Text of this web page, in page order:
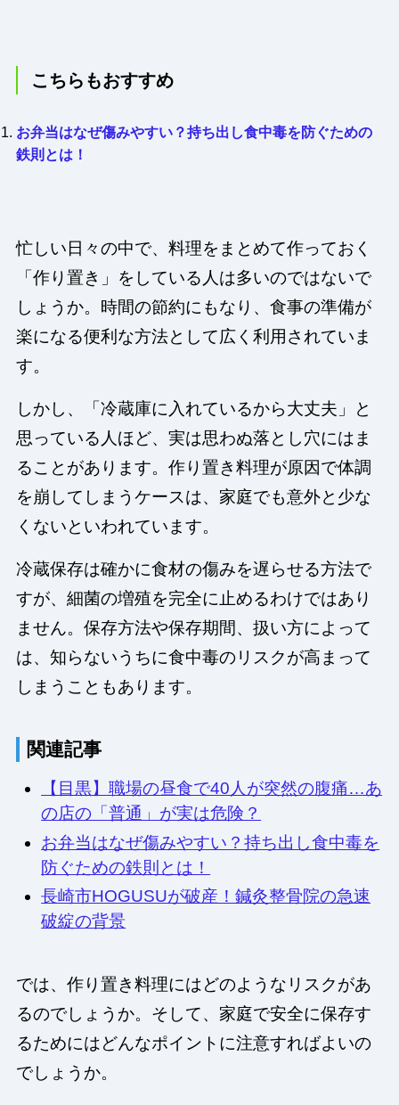
こちらもおすすめ
お弁当はなぜ傷みやすい？持ち出し食中毒を防ぐための
鉄則とは！
忙しい日々の中で、料理をまとめて作っておく
「作り置き」をしている人は多いのではないで
しょうか。時間の節約にもなり、食事の準備が
楽になる便利な方法として広く利用されていま
す。
しかし、「冷蔵庫に入れているから大丈夫」と
思っている人ほど、実は思わぬ落とし穴にはま
ることがあります。作り置き料理が原因で体調
を崩してしまうケースは、家庭でも意外と少な
くないといわれています。
冷蔵保存は確かに食材の傷みを遅らせる方法で
すが、細菌の増殖を完全に止めるわけではあり
ません。保存方法や保存期間、扱い方によって
は、知らないうちに食中毒のリスクが高まって
しまうこともあります。
関連記事
【目黒】職場の昼食で40人が突然の腹痛…あ
の店の「普通」が実は危険？
お弁当はなぜ傷みやすい？持ち出し食中毒を
防ぐための鉄則とは！
長崎市HOGUSUが破産！鍼灸整骨院の急速
破綻の背景
では、作り置き料理にはどのようなリスクがあ
るのでしょうか。そして、家庭で安全に保存す
るためにはどんなポイントに注意すればよいの
でしょうか。